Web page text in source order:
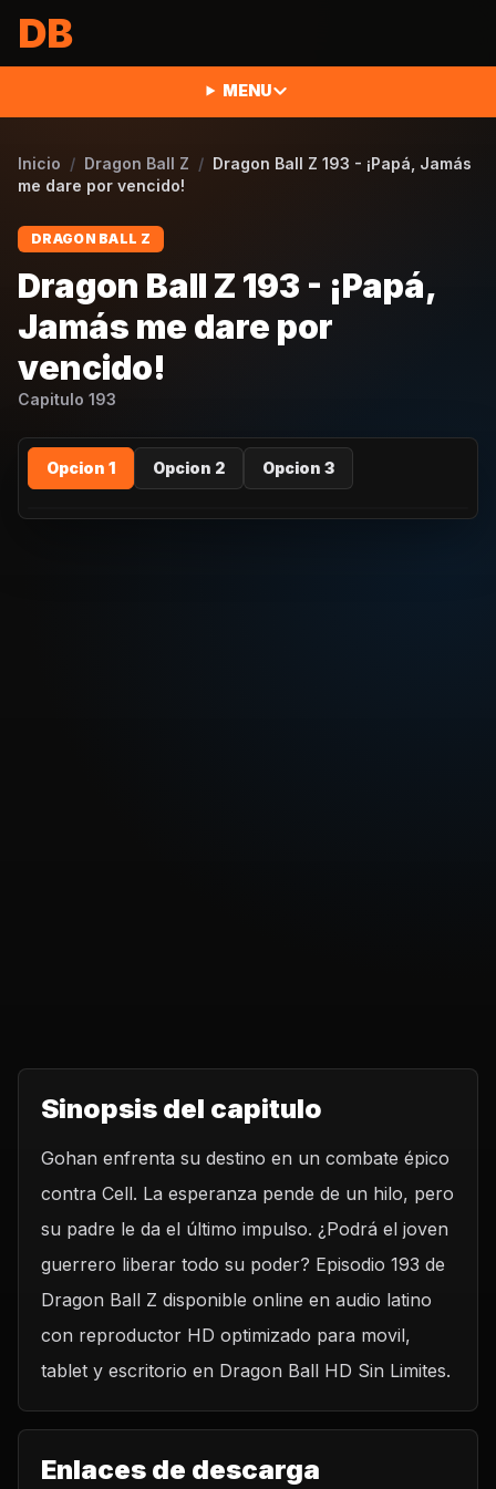
DB
MENU
Inicio / Dragon Ball Z / Dragon Ball Z 193 - ¡Papá, Jamás
me dare por vencido!
DRAGON BALL Z
Dragon Ball Z 193 - ¡Papá,
Jamás me dare por
vencido!
Capitulo 193
Opcion 1 Opcion 2 Opcion 3
Sinopsis del capitulo
Gohan enfrenta su destino en un combate épico
contra Cell. La esperanza pende de un hilo, pero
su padre le da el último impulso. ¿Podrá el joven
guerrero liberar todo su poder? Episodio 193 de
Dragon Ball Z disponible online en audio latino
con reproductor HD optimizado para movil,
tablet y escritorio en Dragon Ball HD Sin Limites.
Enlaces de descarga